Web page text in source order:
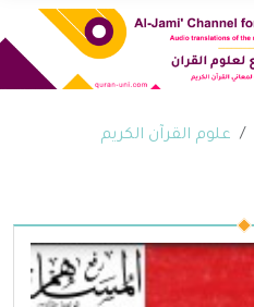
علوم القرآن الكريم